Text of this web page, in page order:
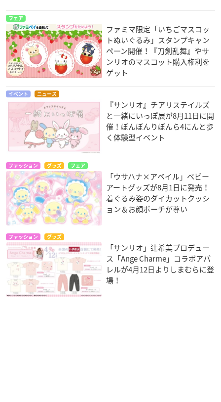
フェア
ファミマ限定「いちごマスコッ
トぬいぐるみ」スタンプキャン
ペーン開催！『刀剣乱舞』やサ
ンリオのマスコット購入権利を
ゲット
イベント ニュース
『サンリオ』チアリステイルズ
と一緒にいっぽ展が8月11日に開
催！ぼんぼんりぼんら4にんと歩
く体験型イベント
ファッション グッズ フェア
「ウサハナ×アベイル」ベビー
アートグッズが8月1日に発売！
着ぐるみ姿のダイカットクッシ
ョン＆お顔ポーチが尊い
ファッション グッズ
「サンリオ」辻希美プロデュー
ス「Ange Charme」コラボアパ
レルが4月12日よりしまむらに登
場！